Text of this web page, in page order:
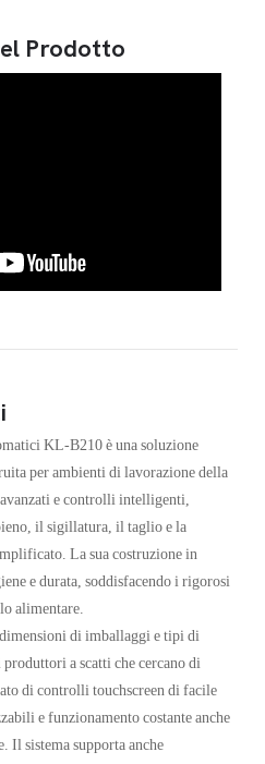
Prodotto
KL-B210 è una soluzione
per ambienti di lavorazione della
e controlli intelligenti,
il sigillatura, il taglio e la
La sua costruzione in
e durata, soddisfacendo i rigorosi
alimentare.
di imballaggi e tipi di
a scatti che cercano di
di controlli touchscreen di facile
e funzionamento costante anche
Il sistema supporta anche